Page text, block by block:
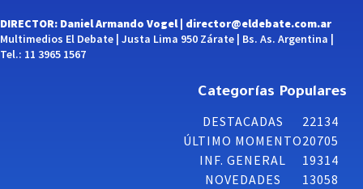
DIRECTOR: Daniel Armando Vogel | director@eldebate.com.ar
Multimedios El Debate | Justa Lima 950 Zárate | Bs. As. Argentina |
Tel.: 11 3965 1567
Categorías Populares
DESTACADAS
22134
ÚLTIMO MOMENTO20705
INF. GENERAL
19314
NOVEDADES
13058